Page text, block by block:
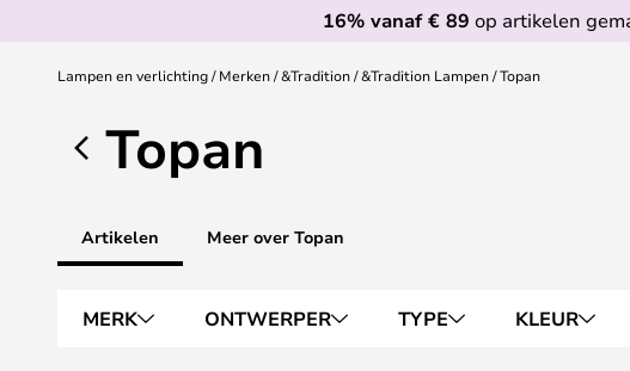
16% vanaf € 89 op artikelen
Lampen en verlichting Merken &Tradition &Tradition Lampen Topan
Topan
Artikelen Meer over Topan
MERK ONTWERPER TYPE KLEUR